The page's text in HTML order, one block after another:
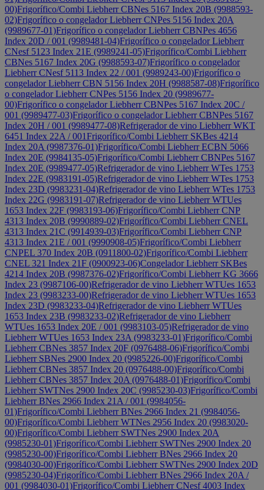
00)Frigorífico/Combi Liebherr CBNes 5167 Index 20B (9988593-
02)Frigorífico o congelador Liebherr CNPes 5156 Index 20A
(9989677-01)Frigorífico o congelador Liebherr CBNPes 4656
Index 20D / 001 (9989481-04)Frigorífico o congelador Liebherr
CNesf 5123 Index 21E (9989241-05)Frigorífico/Combi Liebherr
CBNes 5167 Index 20G (9988593-07)Frigorífico o congelador
Liebherr CNesf 5113 Index 22 / 001 (9989243-00)Frigorífico o
congelador Liebherr CBN 5156 Index 20H (9988587-08)Frigorífico
o congelador Liebherr CNPes 5156 Index 20 (9989677-
00)Frigorífico o congelador Liebherr CBNPes 5167 Index 20C /
001 (9989477-03)Frigorífico o congelador Liebherr CBNPes 5167
Index 20H / 001 (9989477-08)Refrigerador de vino Liebherr WKT
6451 Index 22A / 001Frigorífico/Combi Liebherr SKBes 4214
Index 20A (9987376-01)Frigorífico/Combi Liebherr ECBN 5066
Index 20E (9984135-05)Frigorífico/Combi Liebherr CBNPes 5167
Index 20E (9989477-05)Refrigerador de vino Liebherr WTes 1753
Index 22E (9983191-05)Refrigerador de vino Liebherr WTes 1753
Index 23D (9983231-04)Refrigerador de vino Liebherr WTes 1753
Index 22G (9983191-07)Refrigerador de vino Liebherr WTUes
1653 Index 22F (9983193-06)Frigorífico/Combi Liebherr CNP
4313 Index 20B (9990889-02)Frigorífico/Combi Liebherr CNEL
4313 Index 21C (9914939-03)Frigorífico/Combi Liebherr CNP
4313 Index 21E / 001 (9990908-05)Frigorífico/Combi Liebherr
CNPEL 370 Index 20B (0911800-02)Frigorífico/Combi Liebherr
CNEL 321 Index 21F (0900923-06)Congelador Liebherr SKBes
4214 Index 20B (9987376-02)Frigorífico/Combi Liebherr KG 3666
Index 23 (9987106-00)Refrigerador de vino Liebherr WTUes 1653
Index 23 (9983233-00)Refrigerador de vino Liebherr WTUes 1653
Index 23D (9983233-04)Refrigerador de vino Liebherr WTUes
1653 Index 23B (9983233-02)Refrigerador de vino Liebherr
WTUes 1653 Index 20E / 001 (9983103-05)Refrigerador de vino
Liebherr WTUes 1653 Index 23A (9983233-01)Frigorífico/Combi
Liebherr CBNes 3857 Index 20F (0976488-06)Frigorífico/Combi
Liebherr SBNes 2900 Index 20 (9985226-00)Frigorífico/Combi
Liebherr CBNes 3857 Index 20 (0976488-00)Frigorífico/Combi
Liebherr CBNes 3857 Index 20A (0976488-01)Frigorífico/Combi
Liebherr SWTNes 2900 Index 20C (9985230-03)Frigorífico/Combi
Liebherr BNes 2966 Index 21A / 001 (9984056-
01)Frigorífico/Combi Liebherr BNes 2966 Index 21 (9984056-
00)Frigorífico/Combi Liebherr WTNes 2956 Index 20 (9983020-
00)Frigorífico/Combi Liebherr SWTNes 2900 Index 20A
(9985230-01)Frigorífico/Combi Liebherr SWTNes 2900 Index 20
(9985230-00)Frigorífico/Combi Liebherr BNes 2966 Index 20
(9984030-00)Frigorífico/Combi Liebherr SWTNes 2900 Index 20D
(9985230-04)Frigorífico/Combi Liebherr BNes 2966 Index 20A /
001 (9984030-01)Frigorífico/Combi Liebherr CNesf 4003 Index